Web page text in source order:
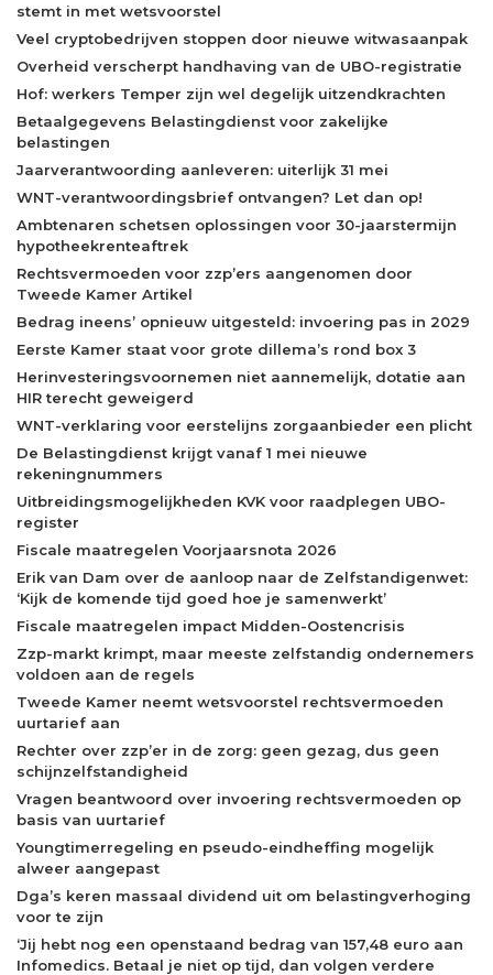
stemt in met wetsvoorstel
Veel cryptobedrijven stoppen door nieuwe witwasaanpak
Overheid verscherpt handhaving van de UBO-registratie
Hof: werkers Temper zijn wel degelijk uitzendkrachten
Betaalgegevens Belastingdienst voor zakelijke
belastingen
Jaarverantwoording aanleveren: uiterlijk 31 mei
WNT-verantwoordingsbrief ontvangen? Let dan op!
Ambtenaren schetsen oplossingen voor 30-jaarstermijn
hypotheekrenteaftrek
Rechtsvermoeden voor zzp’ers aangenomen door
Tweede Kamer Artikel
Bedrag ineens’ opnieuw uitgesteld: invoering pas in 2029
Eerste Kamer staat voor grote dillema’s rond box 3
Herinvesteringsvoornemen niet aannemelijk, dotatie aan
HIR terecht geweigerd
WNT-verklaring voor eerstelijns zorgaanbieder een plicht
De Belastingdienst krijgt vanaf 1 mei nieuwe
rekeningnummers
Uitbreidingsmogelijkheden KVK voor raadplegen UBO-
register
Fiscale maatregelen Voorjaarsnota 2026
Erik van Dam over de aanloop naar de Zelfstandigenwet:
‘Kijk de komende tijd goed hoe je samenwerkt’
Fiscale maatregelen impact Midden-Oostencrisis
Zzp-markt krimpt, maar meeste zelfstandig ondernemers
voldoen aan de regels
Tweede Kamer neemt wetsvoorstel rechtsvermoeden
uurtarief aan
Rechter over zzp’er in de zorg: geen gezag, dus geen
schijnzelfstandigheid
Vragen beantwoord over invoering rechtsvermoeden op
basis van uurtarief
Youngtimerregeling en pseudo-eindheffing mogelijk
alweer aangepast
Dga’s keren massaal dividend uit om belastingverhoging
voor te zijn
‘Jij hebt nog een openstaand bedrag van 157,48 euro aan
Infomedics. Betaal je niet op tijd, dan volgen verdere